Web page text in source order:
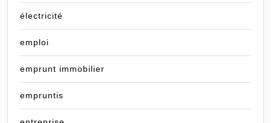
électricité
emploi
emprunt immobilier
empruntis